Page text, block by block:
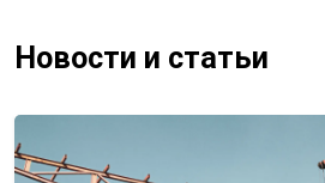
Новости и статьи